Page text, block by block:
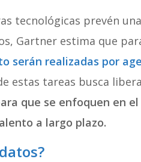
tecnológicas prevén
Gartner estima que
serán realizadas por
estas tareas busca
que se enfoquen en
a largo plazo.